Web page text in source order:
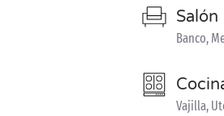
Salón
Banco,
Vajilla,